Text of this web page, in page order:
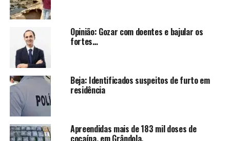
Opinião: Gozar com doentes e bajular os
fortes…
Beja: Identificados suspeitos de furto em
residência
Apreendidas mais de 183 mil doses de